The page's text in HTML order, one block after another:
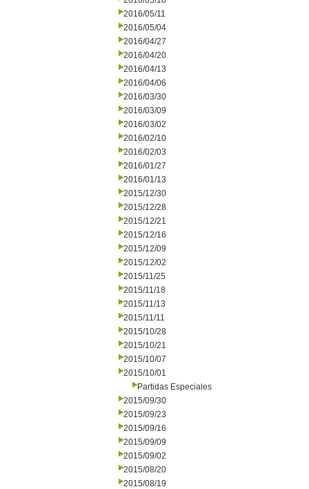
2016/05/11
2016/05/04
2016/04/27
2016/04/20
2016/04/13
2016/04/06
2016/03/30
2016/03/09
2016/03/02
2016/02/10
2016/02/03
2016/01/27
2016/01/13
2015/12/30
2015/12/28
2015/12/21
2015/12/16
2015/12/09
2015/12/02
2015/11/25
2015/11/18
2015/11/13
2015/11/11
2015/10/28
2015/10/21
2015/10/07
2015/10/01
Partidas Especiales
2015/09/30
2015/09/23
2015/09/16
2015/09/09
2015/09/02
2015/08/20
2015/08/19